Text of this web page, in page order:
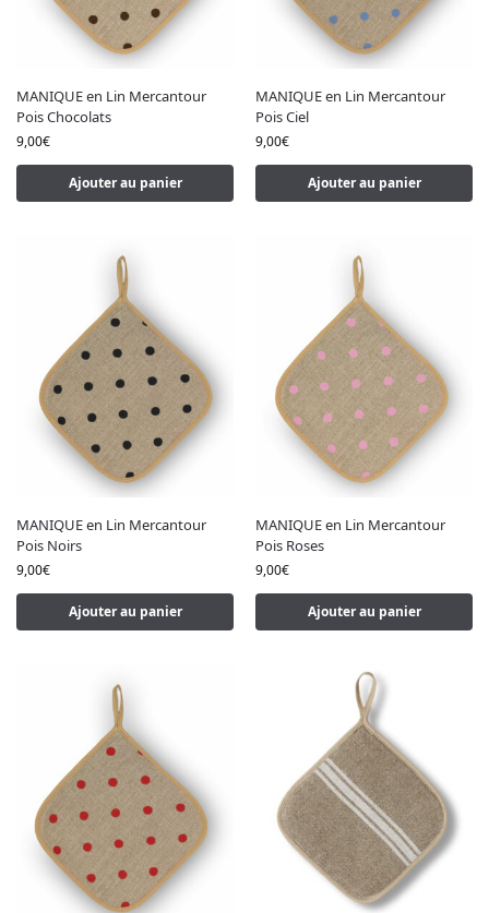
MANIQUE en Lin Mercantour
Pois Chocolats
9,00€
Ajouter au panier
MANIQUE en Lin Mercantour
Pois Ciel
9,00€
Ajouter au panier
MANIQUE en Lin Mercantour
Pois Noirs
9,00€
Ajouter au panier
MANIQUE en Lin Mercantour
Pois Roses
9,00€
Ajouter au panier